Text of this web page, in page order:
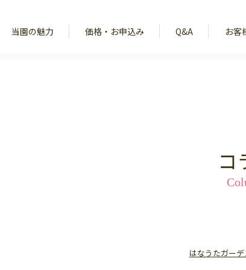
当園の魅力 価格・お申込み Q&A お客
コ
はなうたガー